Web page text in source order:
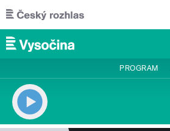
Přejít k hlavnímu obsahu
PROGRAM